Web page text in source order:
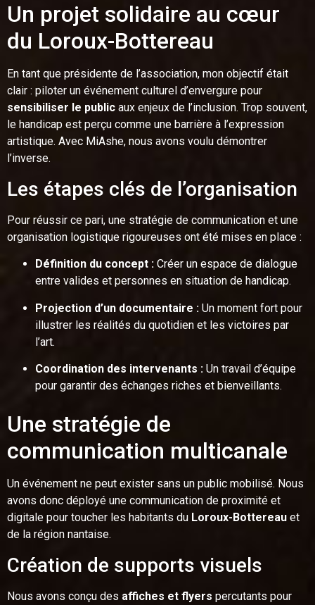
Un projet solidaire au cœur
du Loroux-Bottereau
En tant que présidente de l’association, mon objectif était
clair : piloter un événement culturel d’envergure pour
sensibiliser le public aux enjeux de l’inclusion. Trop souvent,
le handicap est perçu comme une barrière à l’expression
artistique. Avec MiAshe, nous avons voulu démontrer
l’inverse.
Les étapes clés de l’organisation
Pour réussir ce pari, une stratégie de communication et une
organisation logistique rigoureuses ont été mises en place :
Définition du concept : Créer un espace de dialogue
entre valides et personnes en situation de handicap.
Projection d’un documentaire : Un moment fort pour
illustrer les réalités du quotidien et les victoires par
l’art.
Coordination des intervenants : Un travail d’équipe
pour garantir des échanges riches et bienveillants.
Une stratégie de
communication multicanale
Un événement ne peut exister sans un public mobilisé. Nous
avons donc déployé une communication de proximité et
digitale pour toucher les habitants du Loroux-Bottereau et
de la région nantaise.
Création de supports visuels
Nous avons conçu des affiches et flyers percutants pour